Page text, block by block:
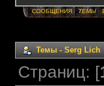
СООБЩЕНИЯ ТЕМЫ
Темы - Serg Lich
Страниц: [